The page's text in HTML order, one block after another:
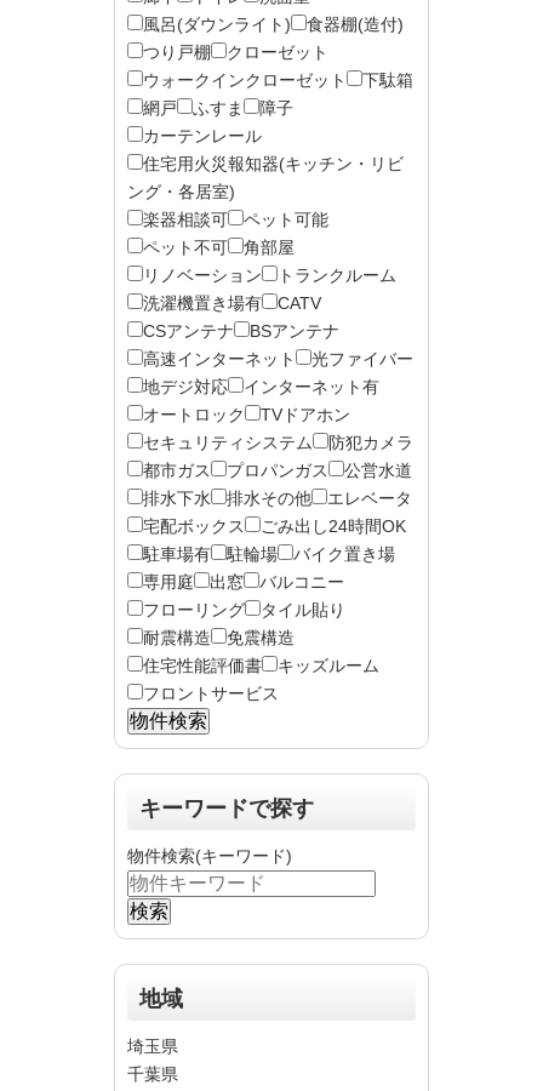
風呂(ダウンライト)
食器棚(造付)
つり戸棚
クローゼット
ウォークインクローゼット
下駄箱
網戸
ふすま
障子
カーテンレール
住宅用火災報知器(キッチン・リビ
ング・各居室)
楽器相談可
ペット可能
ペット不可
角部屋
リノベーション
トランクルーム
洗濯機置き場有
CATV
CSアンテナ
BSアンテナ
高速インターネット
光ファイバー
地デジ対応
インターネット有
オートロック
TVドアホン
セキュリティシステム
防犯カメラ
都市ガス
プロパンガス
公営水道
排水下水
排水その他
エレベータ
宅配ボックス
ごみ出し24時間OK
駐車場有
駐輪場
バイク置き場
専用庭
出窓
バルコニー
フローリング
タイル貼り
耐震構造
免震構造
住宅性能評価書
キッズルーム
フロントサービス
キーワードで探す
物件検索(キーワード)
地域
埼玉県
千葉県